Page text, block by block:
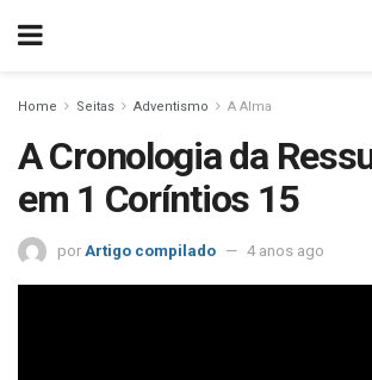
Home Seitas Adventismo A Alma
A Cronologia da
em 1 Coríntios 15
por Artigo compilado 4 anos ago